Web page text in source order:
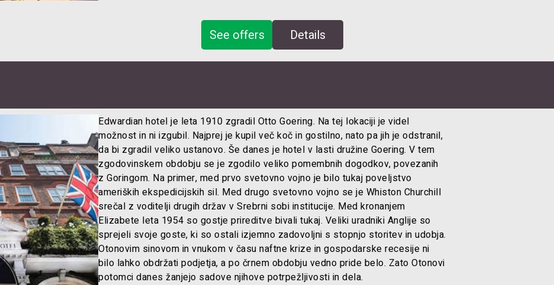
See offers Details
Edwardian hotel je leta 1910 zgradil Otto Goering. Na tej lokaciji je videl
možnost in ni izgubil. Najprej je kupil več koč in gostilno, nato pa jih je odstranil,
da bi zgradil veliko ustanovo. Še danes je hotel v lasti družine Goering. V tem
zgodovinskem obdobju se je zgodilo veliko pomembnih dogodkov, povezanih
z Goringom. Na primer, med prvo svetovno vojno je bilo tukaj poveljstvo
ameriških ekspedicijskih sil. Med drugo svetovno vojno se je Whiston Churchill
srečal z voditelji drugih držav v Srebrni sobi institucije. Med kronanjem
Elizabete leta 1954 so gostje prireditve bivali tukaj. Veliki uradniki Anglije so
sprejeli svoje goste, ki so ostali izjemno zadovoljni s stopnjo storitev in udobja.
Otonovim sinovom in vnukom v času naftne krize in gospodarske recesije ni
bilo lahko obdržati podjetja, a po črnem obdobju vedno pride belo. Zato Otonovi
potomci danes žanjejo sadove njihove potrpežljivosti in dela.